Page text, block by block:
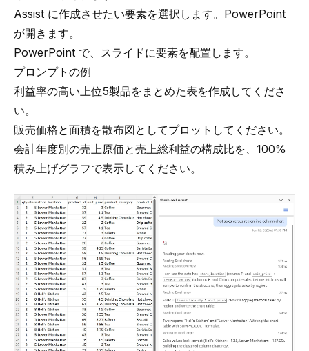
Assist に作成させたい要素を選択します。PowerPoint
が開きます。
PowerPoint で、スライドに要素を配置します。
プロンプトの例
利益率の高い上位5製品をまとめた表を作成してくださ
い。
販売価格と面積を散布図としてプロットしてください。
会計年度別の売上原価と売上総利益の構成比を、100%
積み上げグラフで表示してください。